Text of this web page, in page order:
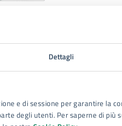
Dettagli
e di sessione per garantire la
degli utenti. Per saperne di più
.pdf